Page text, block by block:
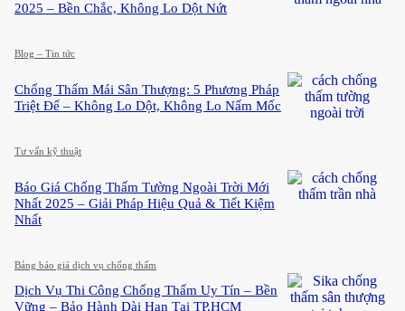
2025 – Bền Chắc, Không Lo Dột Nứt
Blog – Tin tức
Chống Thấm Mái Sân Thượng: 5 Phương Pháp
Triệt Để – Không Lo Dột, Không Lo Nấm Mốc
Tư vấn kỹ thuật
Báo Giá Chống Thấm Tường Ngoài Trời Mới
Nhất 2025 – Giải Pháp Hiệu Quả & Tiết Kiệm
Nhất
Bảng báo giá dịch vụ chống thấm
Dịch Vụ Thi Công Chống Thấm Uy Tín – Bền
Vững – Bảo Hành Dài Hạn Tại TP.HCM